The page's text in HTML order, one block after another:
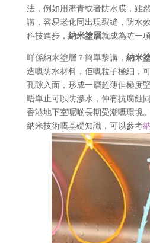
法，例如用瀝青或者防水膜，雖
講，容易老化同出現裂縫，防水
科技進步， 納米塗層就成為咗一
咩係納米塗層？簡單黎講， 納米
造嘅防水材料，佢嘅粒子極細，
孔隙入面，形成一層超薄但極度
唔單止可以防滲水，仲有抗腐蝕
香港地下室呢啲長期受潮嘅環境
納米技術嘅基礎知識，可以參考